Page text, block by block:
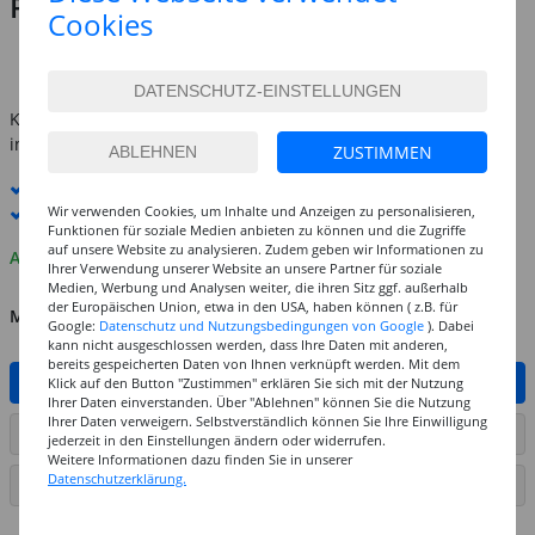
(1 Stk = 0.05 EUR)
Kostenlose Lieferung ab
innerhalb Deutschlands -
Premium-Lieferung verfügbar
Auf Lager
MENGE
IN DEN WARENKORB
ARTIKEL AUF WUNSCHLISTE SETZEN
Cookies
ZUSTIMMEN
Wir verwenden Cookies, um Inhalte und Anzeigen zu personalisieren,
Funktionen für soziale Medien anbieten zu können und die Zugriffe
auf unsere Website zu analysieren. Zudem geben wir Informationen zu
Ihrer Verwendung unserer Website an unsere Partner für soziale
Medien, Werbung und Analysen weiter, die ihren Sitz ggf. außerhalb
der Europäischen Union, etwa in den USA, haben können ( z.B. für
Google: Datenschutz und Nutzungsbedingungen von Google ). Dabei
kann nicht ausgeschlossen werden, dass Ihre Daten mit anderen,
bereits gespeicherten Daten von Ihnen verknüpft werden. Mit dem
Klick auf den Button "Zustimmen" erklären Sie sich mit der Nutzung
Ihrer Daten einverstanden. Über "Ablehnen" können Sie die Nutzung
Ihrer Daten verweigern. Selbstverständlich können Sie Ihre Einwilligung
jederzeit in den Einstellungen ändern oder widerrufen.
Weitere Informationen dazu finden Sie in unserer
Datenschutzerklärung.